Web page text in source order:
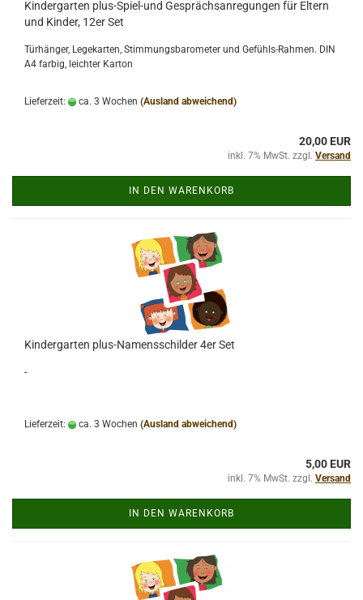
Kindergarten plus-Spiel-und Gesprächsanregungen für Eltern
und Kinder, 12er Set
Türhänger, Legekarten, Stimmungsbarometer und Gefühls-Rahmen. DIN
A4 farbig, leichter Karton
Lieferzeit: ca. 3 Wochen (Ausland abweichend)
20,00 EUR
inkl. 7% MwSt. zzgl. Versand
IN DEN WARENKORB
Kindergarten plus-Namensschilder 4er Set
-
Lieferzeit: ca. 3 Wochen (Ausland abweichend)
5,00 EUR
inkl. 7% MwSt. zzgl. Versand
IN DEN WARENKORB